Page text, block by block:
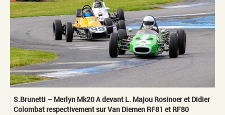
S.Brunetti – Merlyn Mk20 A devant L. Majou Rosinoer et Didier
Colombat respectivement sur Van Diemen RF81 et RF80